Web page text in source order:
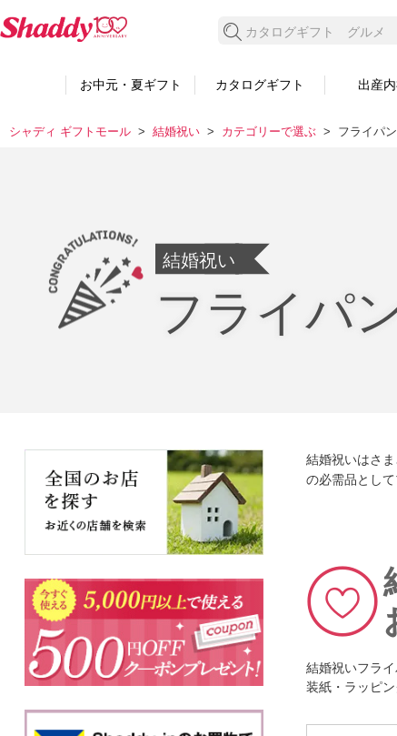
検索する
お中元・夏ギフト カタログギフト 出産
シャディ ギフトモール 結婚祝い カテゴリーで選ぶ フライパン
結婚祝い
フライパ
結婚祝いはさ
の必需品とし
結婚祝いフラ
装紙・ラッピン